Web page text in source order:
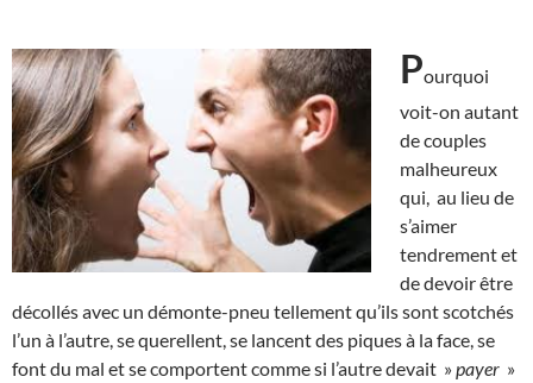
Pourquoi
voit-on autant
de couples
malheureux
qui, au lieu de
s’aimer
tendrement et
de devoir être
décollés avec un démonte-pneu tellement qu’ils sont scotchés
l’un à l’autre, se querellent, se lancent des piques à la face, se
font du mal et se comportent comme si l’autre devait »payer »